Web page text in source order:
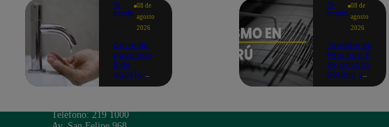
Te
ayudo
08 de
agosto
2026
Corte de
agua hoy,
8 de
agosto:
sin el
servicio de
Te
ayudo
08 de
agosto
2026
Temblor en
Perú hoy, 8
de agosto:
horario y
según IGP
Teléfono: 219 1000